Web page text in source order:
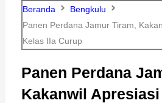
Beranda
Bengkulu
Panen Perdana Jamur Tiram,
Kelas IIa Curup
Panen Perdana
Kakanwil